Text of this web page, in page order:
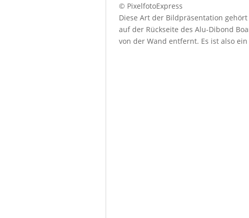
© PixelfotoExpress
Diese Art der Bildpräsentation
auf der Rückseite des Alu-Dibond
von der Wand entfernt. Es ist also